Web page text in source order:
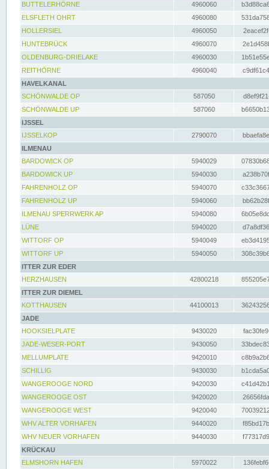
BUTTELERHÖRNE
4960060
ELSFLETH OHRT
4960080
HOLLERSIEL
4960050
HUNTEBRÜCK
4960070
OLDENBURG-DRIELAKE
4960030
REITHÖRNE
4960040
HAVELKANAL
SCHÖNWALDE OP
587050
SCHÖNWALDE UP
587060
IJSSEL
IJSSELKOP
2790070
ILMENAU
BARDOWICK OP
5940029
BARDOWICK UP
5940030
FAHRENHOLZ OP
5940070
FAHRENHOLZ UP
5940060
ILMENAU SPERRWERK AP
5940080
LÜNE
5940020
WITTORF OP
5940049
WITTORF UP
5940050
ITTER ZUR EDER
HERZHAUSEN
42800218
ITTER ZUR DIEMEL
KOTTHAUSEN
44100013
JADE
HOOKSIELPLATE
9430020
JADE-WESER-PORT
9430050
MELLUMPLATE
9420010
SCHILLIG
9430030
WANGEROOGE NORD
9420030
WANGEROOGE OST
9420020
WANGEROOGE WEST
9420040
WHV ALTER VORHAFEN
9440020
WHV NEUER VORHAFEN
9440030
KRÜCKAU
ELMSHORN HAFEN
5970022